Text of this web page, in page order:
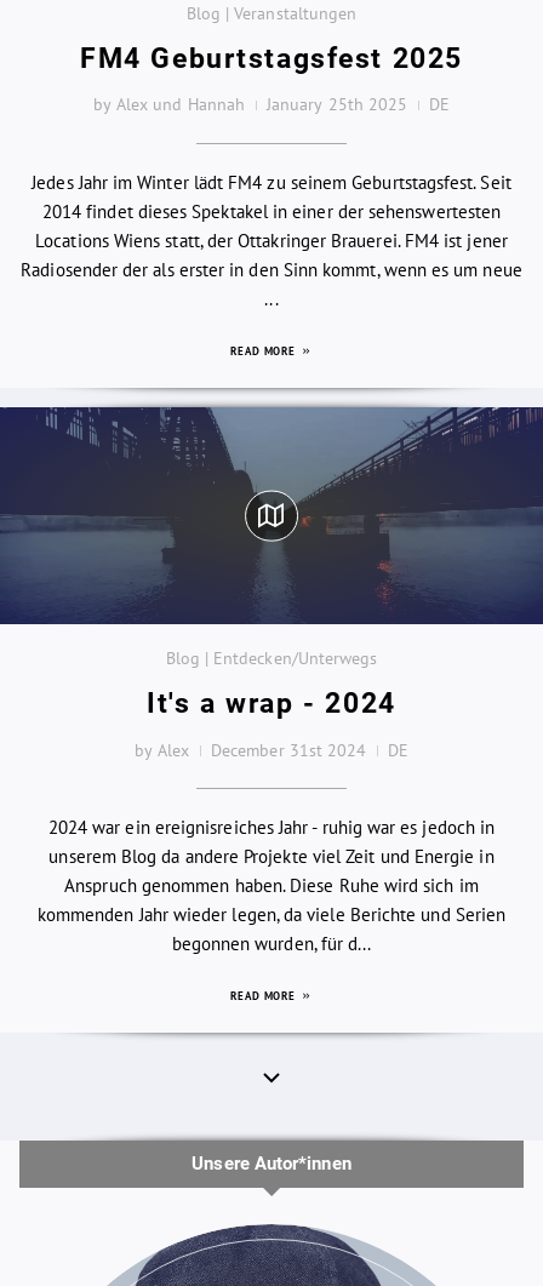
Blog | Veranstaltungen
FM4 Geburtstagsfest 2025
by Alex und Hannah January 25th 2025 DE
Jedes Jahr im Winter lädt FM4 zu seinem Geburtstagsfest. Seit
2014 findet dieses Spektakel in einer der sehenswertesten
Locations Wiens statt, der Ottakringer Brauerei. FM4 ist jener
Radiosender der als erster in den Sinn kommt, wenn es um neue
...
READ MORE
Blog | Entdecken/Unterwegs
It's a wrap - 2024
by Alex December 31st 2024 DE
2024 war ein ereignisreiches Jahr - ruhig war es jedoch in
unserem Blog da andere Projekte viel Zeit und Energie in
Anspruch genommen haben. Diese Ruhe wird sich im
kommenden Jahr wieder legen, da viele Berichte und Serien
begonnen wurden, für d...
READ MORE
Unsere Autor*innen